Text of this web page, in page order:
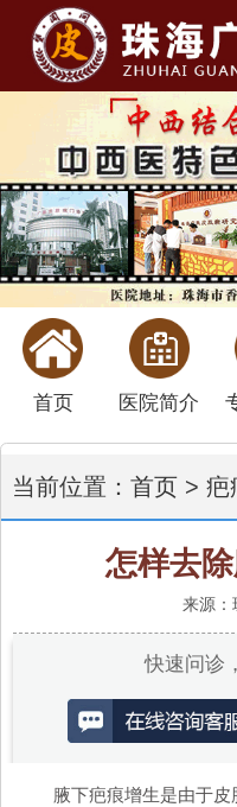
首页 医院简介
当前位置： 首页> 疤
怎样去
来源：
快速问诊
腋下疤痕增生是由于皮